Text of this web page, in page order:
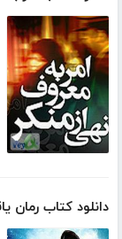
دانلود کتاب رمان